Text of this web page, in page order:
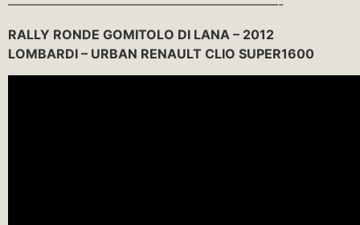
—————————————————————-
RALLY RONDE GOMITOLO DI LANA – 2012
LOMBARDI – URBAN RENAULT CLIO SUPER1600